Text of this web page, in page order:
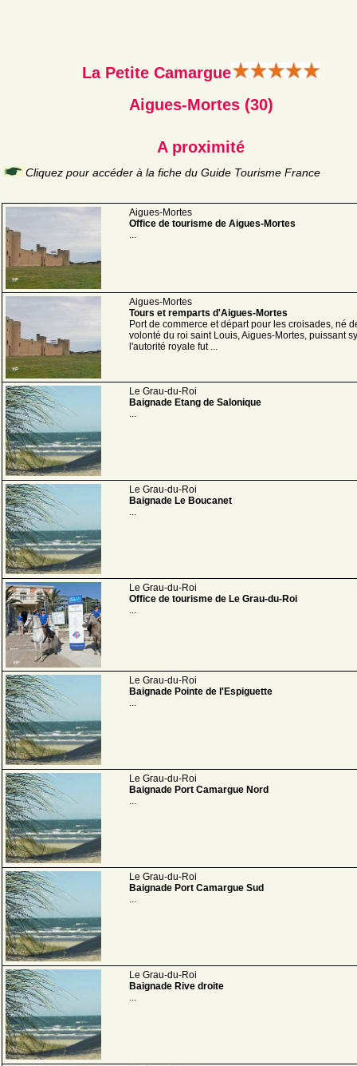
La Petite Camargue
Aigues-Mortes (30)
A proximité
Cliquez pour accéder à la fiche du Guide Tourisme France
Aigues-Mortes
Office de tourisme de Aigues-Mortes
...
Aigues-Mortes
Tours et remparts d'Aigues-Mortes
Port de commerce et départ pour les croisades, né
volonté du roi saint Louis, Aigues-Mortes, puissant
l'autorité royale fut ...
Le Grau-du-Roi
Baignade Etang de Salonique
...
Le Grau-du-Roi
Baignade Le Boucanet
...
Le Grau-du-Roi
Office de tourisme de Le Grau-du-Roi
...
Le Grau-du-Roi
Baignade Pointe de l'Espiguette
...
Le Grau-du-Roi
Baignade Port Camargue Nord
...
Le Grau-du-Roi
Baignade Port Camargue Sud
...
Le Grau-du-Roi
Baignade Rive droite
...